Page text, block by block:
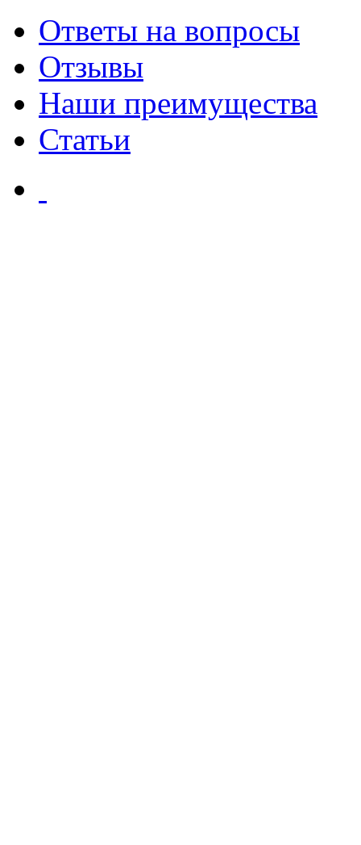
Ответы на вопросы
Отзывы
Наши преимущества
Статьи